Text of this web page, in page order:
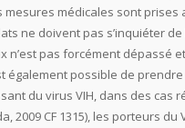
médicales sont prises
ne doivent pas s’inquiéter
n’est pas forcément dépassé
également possible de
du virus VIH, dans des cas
2009 CF 1315), les porteurs du